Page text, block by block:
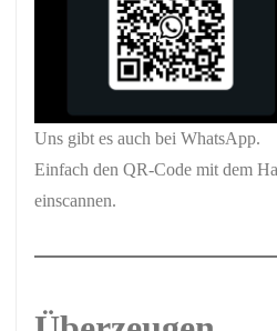
Uns gibt es auch bei WhatsApp.
Einfach den QR-Code mit dem
einscannen.